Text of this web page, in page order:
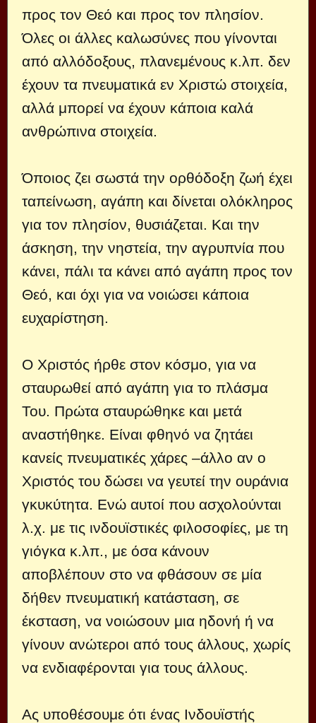
προς τον Θεό και προς τον πλησίον.
Όλες οι άλλες καλωσύνες που γίνονται
από αλλόδοξους, πλανεμένους κ.λπ. δεν
έχουν τα πνευματικά εν Χριστώ στοιχεία,
αλλά μπορεί να έχουν κάποια καλά
ανθρώπινα στοιχεία.
Όποιος ζει σωστά την ορθόδοξη ζωή έχει
ταπείνωση, αγάπη και δίνεται ολόκληρος
για τον πλησίον, θυσιάζεται. Και την
άσκηση, την νηστεία, την αγρυπνία που
κάνει, πάλι τα κάνει από αγάπη προς τον
Θεό, και όχι για να νοιώσει κάποια
ευχαρίστηση.
Ο Χριστός ήρθε στον κόσμο, για να
σταυρωθεί από αγάπη για το πλάσμα
Του. Πρώτα σταυρώθηκε και μετά
αναστήθηκε. Είναι φθηνό να ζητάει
κανείς πνευματικές χάρες –άλλο αν ο
Χριστός του δώσει να γευτεί την ουράνια
γκυκύτητα. Ενώ αυτοί που ασχολούνται
λ.χ. με τις ινδουϊστικές φιλοσοφίες, με τη
γιόγκα κ.λπ., με όσα κάνουν
αποβλέπουν στο να φθάσουν σε μία
δήθεν πνευματική κατάσταση, σε
έκσταση, να νοιώσουν μια ηδονή ή να
γίνουν ανώτεροι από τους άλλους, χωρίς
να ενδιαφέρονται για τους άλλους.
Ας υποθέσουμε ότι ένας Ινδουϊστής